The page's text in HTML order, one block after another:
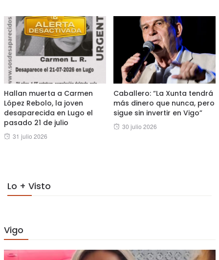
Hallan muerta a Carmen
López Rebolo, la joven
desaparecida en Lugo el
pasado 21 de julio
Posted
31 julio 2026
Caballero: “La Xunta tendrá
más dinero que nunca, pero
sigue sin invertir en Vigo”
Posted
30 julio 2026
Lo + Visto
Vigo